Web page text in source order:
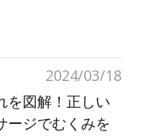
2024/03/18
を図解！正しい
ージでむくみを